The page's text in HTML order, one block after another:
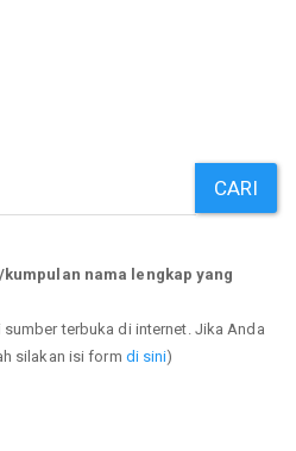
CARI
nama lengkap yang
terbuka di internet. Jika Anda
silakan isi form di sini)